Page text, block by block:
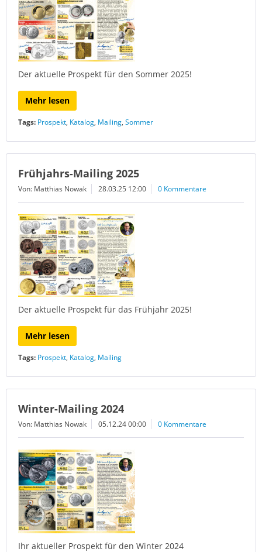
Der aktuelle Prospekt für den Sommer 2025!
Mehr lesen
Tags: Prospekt, Katalog, Mailing, Sommer
Frühjahrs-Mailing 2025
Von: Matthias Nowak 28.03.25 12:00 0 Kommentare
Der aktuelle Prospekt für das Frühjahr 2025!
Mehr lesen
Tags: Prospekt, Katalog, Mailing
Winter-Mailing 2024
Von: Matthias Nowak 05.12.24 00:00 0 Kommentare
Ihr aktueller Prospekt für den Winter 2024